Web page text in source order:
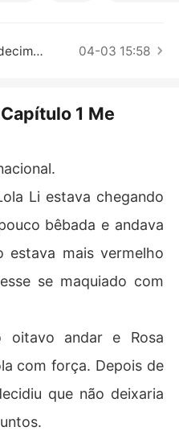
dele."
saber que ele a havia tr
ele. O homem já tinh
mas ela não conseguia
Capítulo 1784 Nota de Agradecimento 04-03 15:58
1 Me
Li estava chegando
bêbada e andava
estava mais vermelho
se maquiado com
oitavo andar e Rosa
com força. Depois de
que não deixaria